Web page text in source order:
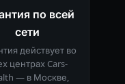
по всей
сети
действует во
центрах Cars-
— в Москве,